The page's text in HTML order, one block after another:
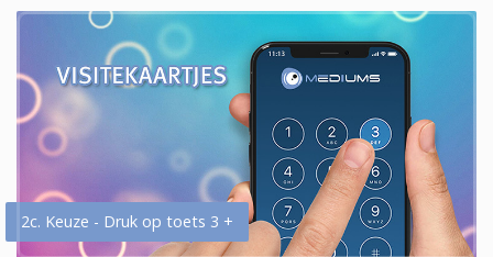
2c. Keuze - Druk op toets 3 +